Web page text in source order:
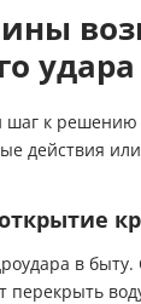
удара
к решению
действия
в
перекрыть